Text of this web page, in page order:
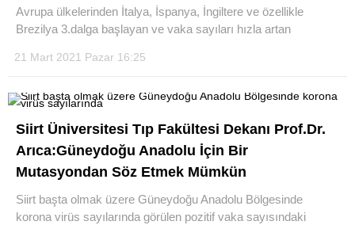
Youtube
Avrupa ülkelerinden İtalya, İspanya, İngiltere ve özellikle
Brezilya 3.dalga başlayan ve vaka sayıları hızla artan
21 Mart 2021 Pazar 16:25
Siirt Üniversitesi Tıp Fakültesi Dekanı Prof.Dr.
Arıca:Güneydoğu Anadolu İçin Bir
Mutasyondan Söz Etmek Mümkün
Siirt başta olmak üzere Güneydoğu Anadolu Bölgesinde
korona virüs sayılarında görülen pozitif vaka sayısındaki